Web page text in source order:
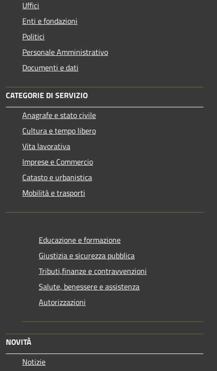
Uffici
Enti e fondazioni
Politici
Personale Amministrativo
Documenti e dati
CATEGORIE DI SERVIZIO
Anagrafe e stato civile
Cultura e tempo libero
Vita lavorativa
Imprese e Commercio
Catasto e urbanistica
Mobilità e trasporti
Educazione e formazione
Giustizia e sicurezza pubblica
Tributi,finanze e contravvenzioni
Salute, benessere e assistenza
Autorizzazioni
NOVITÀ
Notizie